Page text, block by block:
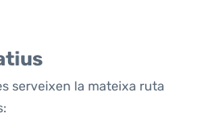
serveixen la mateixa ruta